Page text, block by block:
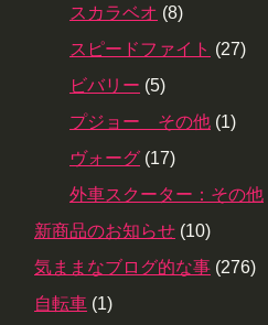
スカラベオ (8)
スピードファイト (27)
ビバリー (5)
プジョー その他 (1)
ヴォーグ (17)
外車スクーター：その他
新商品のお知らせ (10)
気ままなブログ的な事 (276)
自転車 (1)